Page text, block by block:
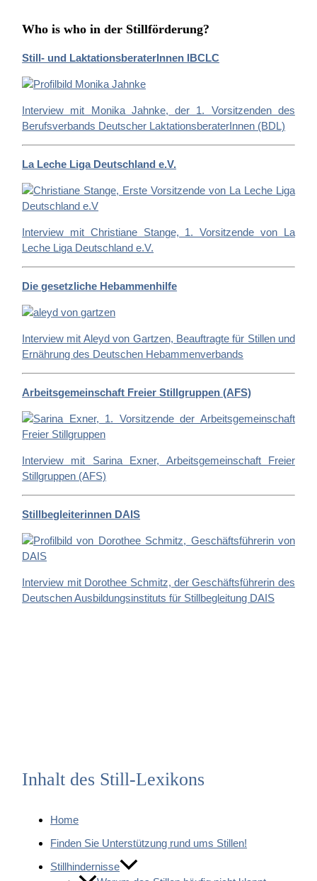
Who is who in der Stillförderung?
Still- und LaktationsberaterInnen IBCLC
Interview mit Monika Jahnke, der 1. Vorsitzenden des
Berufsverbands Deutscher LaktationsberaterInnen (BDL)
La Leche Liga Deutschland e.V.
Interview mit Christiane Stange, 1. Vorsitzende von La
Leche Liga Deutschland e.V.
Die gesetzliche Hebammenhilfe
Interview mit Aleyd von Gartzen, Beauftragte für Stillen und
Ernährung des Deutschen Hebammenverbands
Arbeitsgemeinschaft Freier Stillgruppen (AFS)
Interview mit Sarina Exner, Arbeitsgemeinschaft Freier
Stillgruppen (AFS)
Stillbegleiterinnen DAIS
Interview mit Dorothee Schmitz, der Geschäftsführerin des
Deutschen Ausbildungsinstituts für Stillbegleitung DAIS
Inhalt des Still-Lexikons
Home
Finden Sie Unterstützung rund ums Stillen!
Stillhindernisse